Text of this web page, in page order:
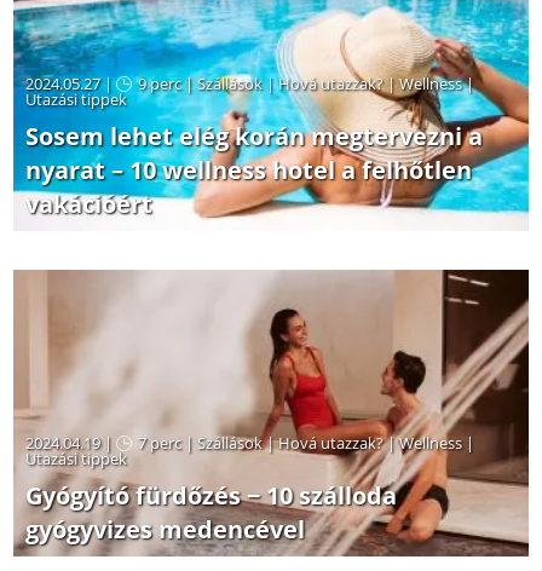
2024.05.27 | 9 perc|Szállások|Hová utazzak?|Wellness|
Utazási tippek
Sosem lehet elég korán megtervezni a
nyarat – 10 wellness hotel a felhőtlen
vakációért
2024.04.19 | 7 perc| Szállások|Hová utazzak?|Wellness|
Utazási tippek
Gyógyító fürdőzés − 10 szálloda
gyógyvizes medencével